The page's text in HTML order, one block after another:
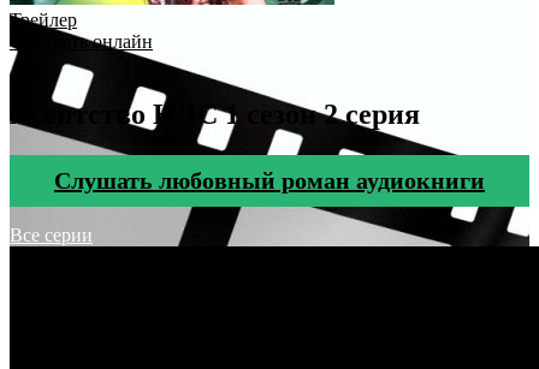
Трейлер
Смотреть онлайн
Агентство НЛС 1 сезон 2 серия
Cлушать любовный роман аудиокниги
Все серии